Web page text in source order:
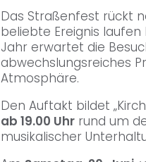
Das Straßenfest rückt
beliebte Ereignis
Jahr erwartet die
abwechslungsreiches
Atmosphäre.
Den Auftakt bildet
ab 19.00 Uhrrund um
musikalischer